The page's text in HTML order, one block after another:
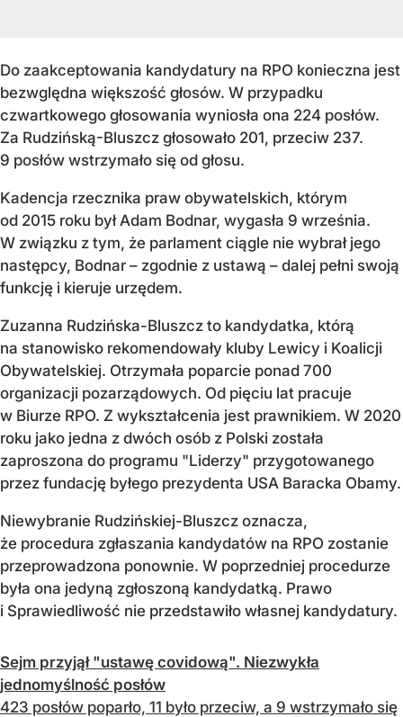
Do zaakceptowania kandydatury na RPO konieczna jest
bezwględna większość głosów. W przypadku
czwartkowego głosowania wyniosła ona 224 posłów.
Za Rudzińską-Bluszcz głosowało 201, przeciw 237.
9 posłów wstrzymało się od głosu.
Kadencja rzecznika praw obywatelskich, którym
od 2015 roku był Adam Bodnar, wygasła 9 września.
W związku z tym, że parlament ciągle nie wybrał jego
następcy, Bodnar – zgodnie z ustawą – dalej pełni swoją
funkcję i kieruje urzędem.
Zuzanna Rudzińska-Bluszcz to kandydatka, którą
na stanowisko rekomendowały kluby Lewicy i Koalicji
Obywatelskiej. Otrzymała poparcie ponad 700
organizacji pozarządowych. Od pięciu lat pracuje
w Biurze RPO. Z wykształcenia jest prawnikiem. W 2020
roku jako jedna z dwóch osób z Polski została
zaproszona do programu "Liderzy" przygotowanego
przez fundację byłego prezydenta USA Baracka Obamy.
Niewybranie Rudzińskiej-Bluszcz oznacza,
że procedura zgłaszania kandydatów na RPO zostanie
przeprowadzona ponownie. W poprzedniej procedurze
była ona jedyną zgłoszoną kandydatką. Prawo
i Sprawiedliwość nie przedstawiło własnej kandydatury.
Sejm przyjął "ustawę covidową". Niezwykła
jednomyślność posłów
423 posłów poparło, 11 było przeciw, a 9 wstrzymało się